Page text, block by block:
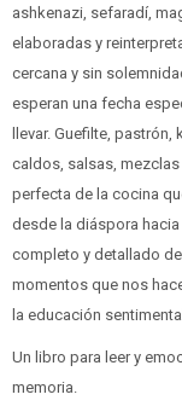
ashkenazi, sefaradí,
elaboradas y
cercana y sin
esperan una fecha
llevar. Guefilte, pastrón,
caldos, salsas,
perfecta de la cocina
desde la diáspora
completo y detallado
momentos que nos
la educación
Un libro para leer y
memoria.